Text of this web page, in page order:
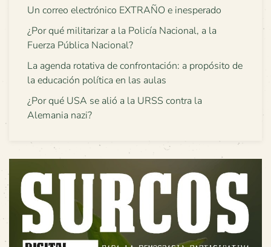
Un correo electrónico EXTRAÑO e inesperado
¿Por qué militarizar a la Policía Nacional, a la
Fuerza Pública Nacional?
La agenda rotativa de confrontación: a propósito de
la educación política en las aulas
¿Por qué USA se alió a la URSS contra la
Alemania nazi?